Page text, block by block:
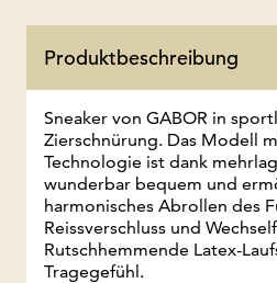
Produktbeschreibung
Sneaker von GABOR in
Zierschnürung. Das Modell
Technologie ist dank
wunderbar bequem und
harmonisches Abrollen des
Reissverschluss und
Rutschhemmende Latex-
Tragegefühl.